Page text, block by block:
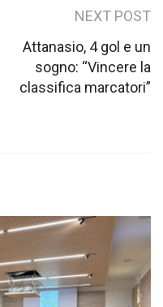
NEXT POST
Attanasio, 4 gol e un
sogno: “Vincere la
classifica marcatori”